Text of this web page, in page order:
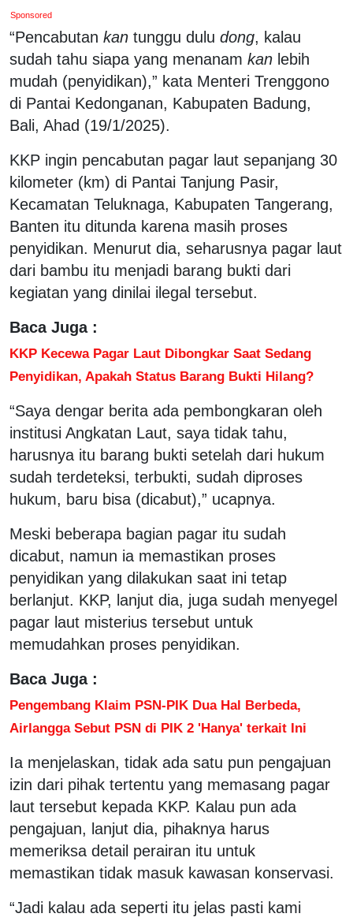
Sponsored
“Pencabutan kan tunggu dulu dong, kalau
sudah tahu siapa yang menanam kan lebih
mudah (penyidikan),” kata Menteri Trenggono
di Pantai Kedonganan, Kabupaten Badung,
Bali, Ahad (19/1/2025).
KKP ingin pencabutan pagar laut sepanjang 30
kilometer (km) di Pantai Tanjung Pasir,
Kecamatan Teluknaga, Kabupaten Tangerang,
Banten itu ditunda karena masih proses
penyidikan. Menurut dia, seharusnya pagar laut
dari bambu itu menjadi barang bukti dari
kegiatan yang dinilai ilegal tersebut.
Baca Juga :
KKP Kecewa Pagar Laut Dibongkar Saat Sedang
Penyidikan, Apakah Status Barang Bukti Hilang?
“Saya dengar berita ada pembongkaran oleh
institusi Angkatan Laut, saya tidak tahu,
harusnya itu barang bukti setelah dari hukum
sudah terdeteksi, terbukti, sudah diproses
hukum, baru bisa (dicabut),” ucapnya.
Meski beberapa bagian pagar itu sudah
dicabut, namun ia memastikan proses
penyidikan yang dilakukan saat ini tetap
berlanjut. KKP, lanjut dia, juga sudah menyegel
pagar laut misterius tersebut untuk
memudahkan proses penyidikan.
Baca Juga :
Pengembang Klaim PSN-PIK Dua Hal Berbeda,
Airlangga Sebut PSN di PIK 2 'Hanya' terkait Ini
Ia menjelaskan, tidak ada satu pun pengajuan
izin dari pihak tertentu yang memasang pagar
laut tersebut kepada KKP. Kalau pun ada
pengajuan, lanjut dia, pihaknya harus
memeriksa detail perairan itu untuk
memastikan tidak masuk kawasan konservasi.
“Jadi kalau ada seperti itu jelas pasti kami